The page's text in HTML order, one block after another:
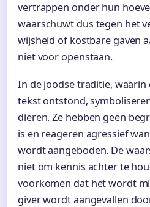
vertrappen onder hun
waarschuwt dus tegen het
wijsheid of kostbare gaven
niet voor openstaan.
In de joodse traditie,
tekst ontstond,
dieren. Ze hebben geen
is en reageren agressief
wordt aangeboden. De
niet om kennis achter te
voorkomen dat het wordt
giver wordt aangevallen